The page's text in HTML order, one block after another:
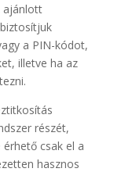
ajánlott
a PIN-kódot,
illetve ha az
részét,
csak el a
hasznos